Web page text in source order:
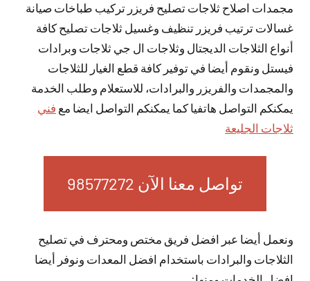
مجمدات اصلاح ثلاجات تصليح فريزر تركيب طباخات صيانة
غسالات ترتيب فريزر تنظيف وغسيل ثلاجات تصليح كافة
أنواع الثلاجات الديجتال وثلاجات ال جي ثلاجات وبرادات
فيستل ونقوم أيضا في توفير كافة قطع الغيار للثلاجات
والمجمدات والفريزر والبرادات، للاستعلام وطلب الخدمة
يمكنكم التواصل هاتفيا كما يمكنكم التواصل ايضا مع فني
ثلاجات الجليعة
تواصل معنا الآن 98577272
ونعمل أيضا عبر افضل فريق مختص ومحترف في تصليح
الثلاجات والبرادات باستخدام افضل المعدات ونوفر أيضا